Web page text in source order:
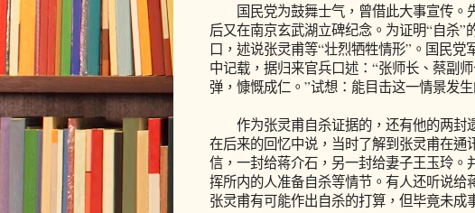
国民党为鼓舞士气，曾借此大事宣传。
后又在南京玄武湖立碑纪念。为证明“自杀
口，述说张灵甫等“壮烈牺牲情形”。国民党
中记载，据归来官兵口述：“张师长、蔡副
弹，慷慨成仁。”试想：能目击这一情景发
作为张灵甫自杀证据的，还有他的两封
在后来的回忆中说，当时了解到张灵甫在
信，一封给蒋介石，另一封给妻子王玉玲
挥所内的人准备自杀等情节。有人还听说给
张灵甫有可能作出自杀的打算，但毕竟未成